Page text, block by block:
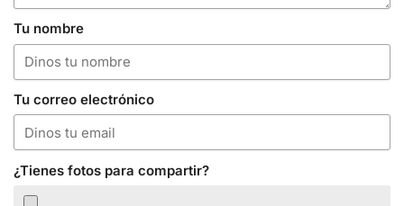
Tu nombre
Tu correo electrónico
¿Tienes fotos para compartir?